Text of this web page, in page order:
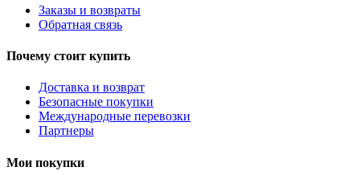
Заказы и возвраты
Обратная связь
Почему стоит купить
Доставка и возврат
Безопасные покупки
Международные перевозки
Партнеры
Мои покупки